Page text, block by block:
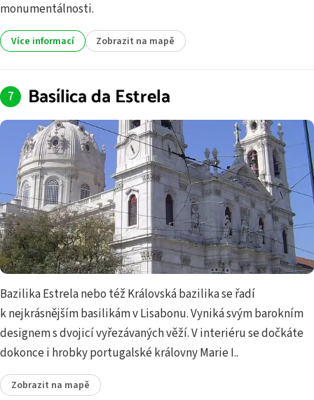
monumentálnosti.
Více informací Zobrazit na mapě
Basílica da Estrela
Bazilika Estrela nebo též Královská bazilika se řadí
k nejkrásnějším basilikám v Lisabonu. Vyniká svým barokním
designem s dvojicí vyřezávaných věží. V interiéru se dočkáte
dokonce i hrobky portugalské královny Marie I..
Zobrazit na mapě